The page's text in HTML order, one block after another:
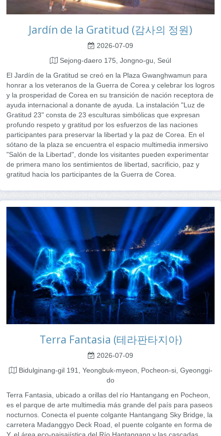
Jardín de la Gratitud (감사의 정원)
2026-07-09
Sejong-daero 175, Jongno-gu, Seúl
El Jardín de la Gratitud se creó en la Plaza Gwanghwamun para
honrar a los veteranos de la Guerra de Corea y celebrar los logros
y la prosperidad de Corea en su transición de nación receptora de
ayuda internacional a donante de ayuda. La instalación "Luz de
Gratitud 23" consta de 23 esculturas simbólicas que expresan
profundo respeto y gratitud por los esfuerzos de las naciones
participantes para preservar la libertad y la paz de Corea. En el
sótano de la plaza se encuentra el espacio multimedia inmersivo
"Salón de la Libertad", donde los visitantes pueden experimentar
de primera mano los sentimientos de libertad, sacrificio, paz y
gratitud hacia los participantes de la Guerra de Corea.
Terra Fantasia (테라판타지아)
2026-07-09
Bidulginang-gil 191, Yeongbuk-myeon, Pocheon-si, Gyeonggi-
do
Terra Fantasia, ubicado a orillas del río Hantangang en Pocheon,
es el parque de arte multimedia más grande del país para paseos
nocturnos. Conecta el puente colgante Hantangang Sky Bridge, la
carretera Madanggyo Deck Road, el puente colgante en forma de